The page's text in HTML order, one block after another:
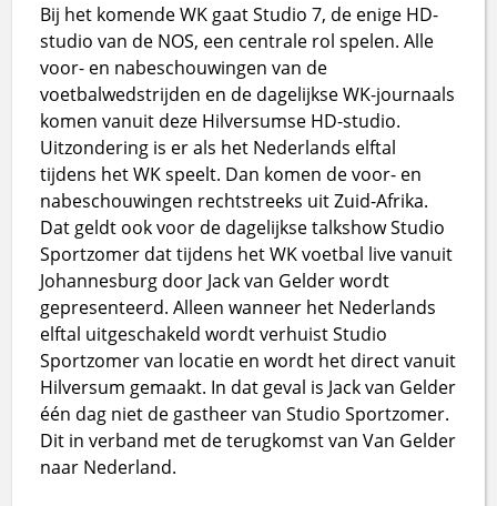
Bij het komende WK gaat Studio 7, de enige HD-
studio van de NOS, een centrale rol spelen. Alle
voor- en nabeschouwingen van de
voetbalwedstrijden en de dagelijkse WK-journaals
komen vanuit deze Hilversumse HD-studio.
Uitzondering is er als het Nederlands elftal
tijdens het WK speelt. Dan komen de voor- en
nabeschouwingen rechtstreeks uit Zuid-Afrika.
Dat geldt ook voor de dagelijkse talkshow Studio
Sportzomer dat tijdens het WK voetbal live vanuit
Johannesburg door Jack van Gelder wordt
gepresenteerd. Alleen wanneer het Nederlands
elftal uitgeschakeld wordt verhuist Studio
Sportzomer van locatie en wordt het direct vanuit
Hilversum gemaakt. In dat geval is Jack van Gelder
één dag niet de gastheer van Studio Sportzomer.
Dit in verband met de terugkomst van Van Gelder
naar Nederland.